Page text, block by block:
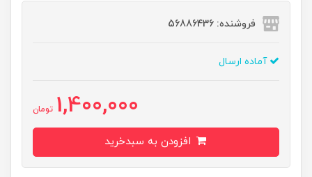
فروشنده: 56886436
آماده ارسال
1,400,000 تومان